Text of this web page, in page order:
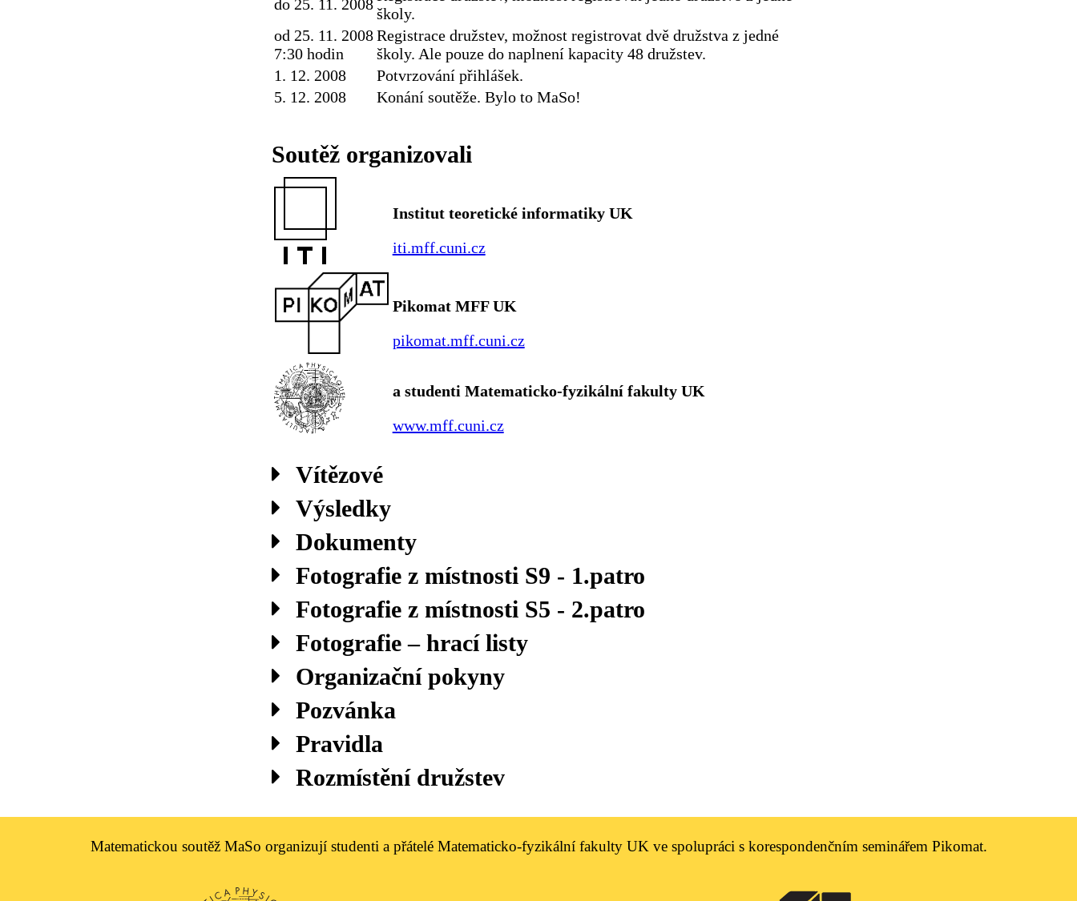
do 25. 11. 2008
školy.
od 25. 11. 2008
7:30 hodin
Registrace družstev, možnost registrovat dvě družstva z jedné
školy. Ale pouze do naplnení kapacity 48 družstev.
1. 12. 2008
Potvrzování přihlášek.
5. 12. 2008
Konání soutěže. Bylo to MaSo!
Soutěž organizovali
Institut teoretické informatiky UK
iti.mff.cuni.cz
Pikomat MFF UK
pikomat.mff.cuni.cz
a studenti Matematicko-fyzikální fakulty UK
www.mff.cuni.cz
Vítězové
Výsledky
Dokumenty
Fotografie z místnosti S9 - 1.patro
Fotografie z místnosti S5 - 2.patro
Fotografie – hrací listy
Organizační pokyny
Pozvánka
Pravidla
Rozmístění družstev
Matematickou soutěž MaSo organizují studenti a přátelé Matematicko-fyzikální fakulty UK ve spolupráci s korespondenčním seminářem Pikomat.